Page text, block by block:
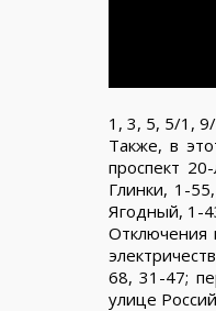
1, 3, 5, 5/1,
Также, в
проспект
Глинки, 1-
Ягодный, 1-
Отключения
68, 31-47;
улице